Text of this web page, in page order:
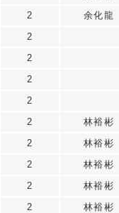
2
余化龍
2
2
2
2
2
林裕彬
2
林裕彬
2
林裕彬
2
林裕彬
2 林裕彬